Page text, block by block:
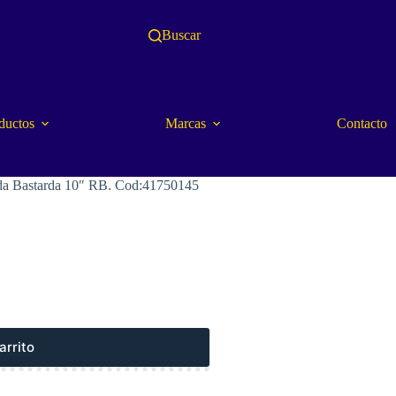
Buscar
Marcas Contacto
Bastarda 10″ RB. Cod:41750145